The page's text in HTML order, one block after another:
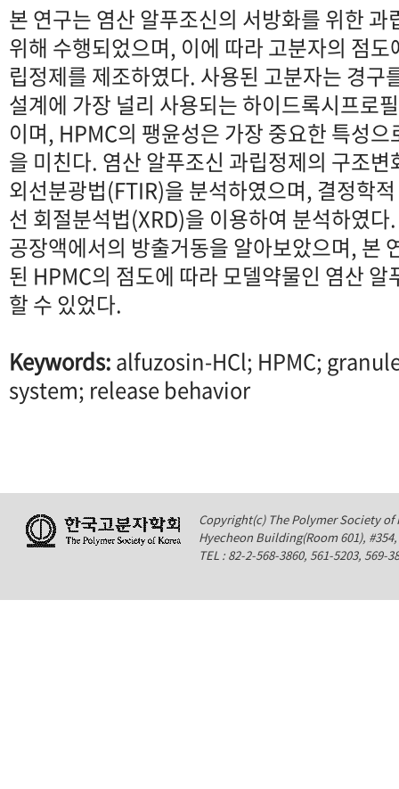
본 연구는 염산 알푸조신의 서방화를 위한
위해 수행되었으며, 이에 따라 고분자의 점
립정제를 제조하였다. 사용된 고분자는 경구
설계에 가장 널리 사용되는 하이드록시프로
이며, HPMC의 팽윤성은 가장 중요한 특성
을 미친다. 염산 알푸조신 과립정제의 구조
외선분광법(FTIR)을 분석하였으며, 결정학
선 회절분석법(XRD)을 이용하여 분석하였
공장액에서의 방출거동을 알아보았으며, 본
된 HPMC의 점도에 따라 모델약물인 염산
할 수 있었다.
Keywords:alfuzosin-HCl; HPMC;
system; release behavior
Copyright(c) The Polymer Society of
Hyecheon Building(Room 601),
TEL : 82-2-568-3860, 561-5203,